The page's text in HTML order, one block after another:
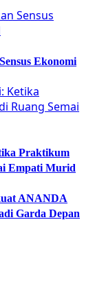
Ekonomi
Praktikum
Empati Murid
ANANDA
Garda Depan